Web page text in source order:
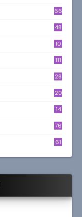
66
48
10
111
28
20
14
76
61